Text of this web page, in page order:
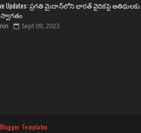
Updates: ప్రగతి మైదాన్‌లోని భారత్ వైదికపై అతిథులకు
Sept 09, 2023
Blogger Templates